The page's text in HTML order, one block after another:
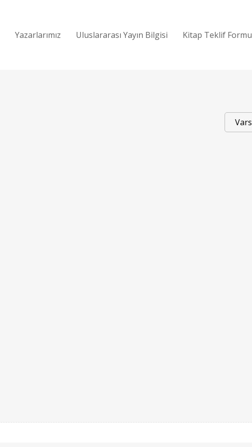
Yazarlarımız Uluslararası Yayın Bilgisi Kitap Teklif Formu